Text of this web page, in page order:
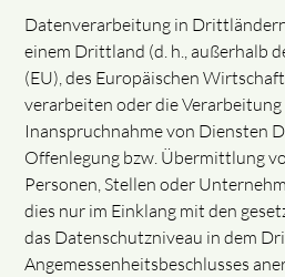
Datenverarbeitung in
einem Drittland (d. h., außerhalb
(EU), des Europäischen
verarbeiten oder die Verarbeitung
Inanspruchnahme von Diensten
Offenlegung bzw. Übermittlung
Personen, Stellen oder
dies nur im Einklang mit den
das Datenschutzniveau in dem
Angemessenheitsbeschlusses